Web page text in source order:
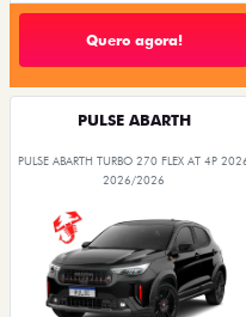
Quero agora!
PULSE ABARTH
PULSE ABARTH TURBO 270 FLEX AT 4P
2026/2026